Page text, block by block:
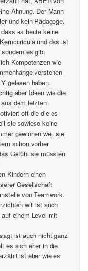
Ahnung. Der Mann
und kein Pädagoge.
es heute keine
und das ist
es gibt
Kompetenzen wie
verstehen
gelesen haben.
aber Ideen wie die
dem letzten
oft die die es
sie sowieso keine
gewinnen weil sie
schon vorher
Gefühl sie müssten
Kindern einen
Gesellschaft
von Teamwork.
will ist auch
einem Level mit
ist auch nicht ganz
es sich eher in die
ist eher wie es